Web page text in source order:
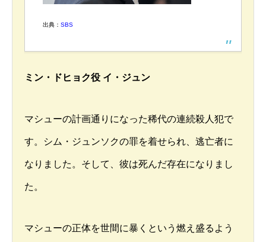
出典： SBS
ミン・ドヒョク役 イ・ジュン
マシューの計画通りになった稀代の連続殺人犯で
す。シム・ジュンソクの罪を着せられ、逃亡者に
なりました。そして、彼は死んだ存在になりまし
た。
マシューの正体を世間に暴くという燃え盛るよう